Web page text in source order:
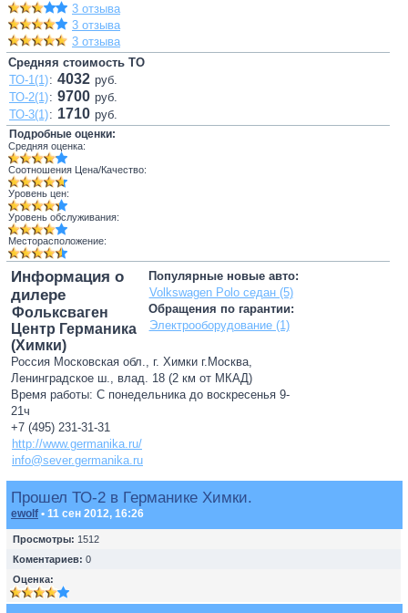
3 отзыва
3 отзыва
3 отзыва
Средняя стоимость ТО
ТО-1(1): 4032 руб.
ТО-2(1): 9700 руб.
ТО-3(1): 1710 руб.
Подробные оценки:
Средняя оценка:
Соотношения Цена/Качество:
Уровень цен:
Уровень обслуживания:
Месторасположение:
Популярные новые авто:
Volkswagen Polo седан (5)
Обращения по гарантии:
Электрооборудование (1)
Информация о
дилере
Фольксваген
Центр Германика
(Химки)
Россия Московская обл., г. Химки г.Москва,
Ленинградское ш., влад. 18 (2 км от МКАД)
Время работы: С понедельника до воскресенья 9-
21ч
+7 (495) 231-31-31
http://www.germanika.ru/
info@sever.germanika.ru
Прошел ТО-2 в Германике Химки.
ewolf • 11 сен 2012, 16:26
Просмотры: 1512
Коментариев: 0
Оценка: